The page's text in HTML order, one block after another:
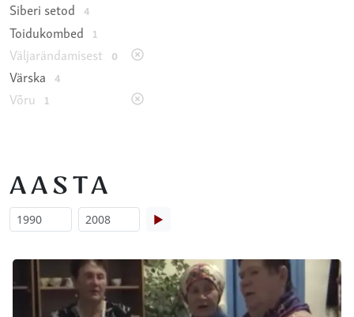
Siberi setod 4
Toidukombed 1
Väljarändamisest 0
Värska 4
Võru 1
AASTA
▶